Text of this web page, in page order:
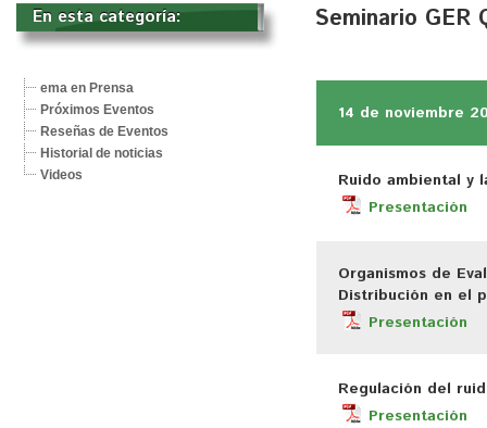
Seminario GER
14 de noviembre
Ruido ambiental y
Presentación
Organismos de
Distribución en el
Presentación
Regulación del
Presentación
En esta categoría:
ema en Prensa
Próximos Eventos
Reseñas de Eventos
Historial de noticias
Videos